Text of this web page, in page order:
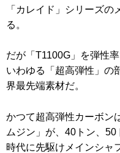
「カレイド」シリーズ
る。
だが「T1100G」を弾性
いわゆる「超高弾性」の
界最先端素材だ。
かつて超高弾性カーボン
ムジン」が、40トン、
時代に先駆けメインシャ